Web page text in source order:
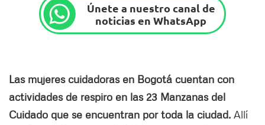
Únete a nuestro canal de
noticias en WhatsApp
Las mujeres cuidadoras en Bogotá cuentan con
actividades de respiro en las 23 Manzanas del
Cuidado que se encuentran por toda la ciudad. Allí